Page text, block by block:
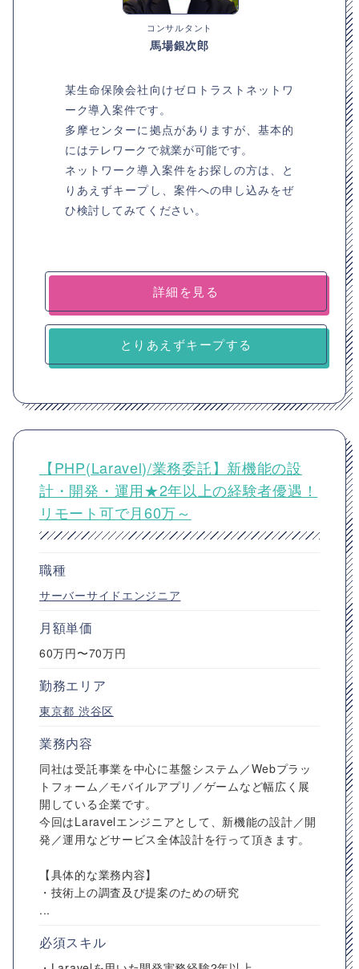
コンサルタント
馬場銀次郎
某生命保険会社向けゼロトラストネットワ
ーク導入案件です。
多摩センターに拠点がありますが、基本的
にはテレワークで就業が可能です。
ネットワーク導入案件をお探しの方は、と
りあえずキープし、案件への申し込みをぜ
ひ検討してみてください。
詳細を見る
とりあえずキープする
【PHP(Laravel)/業務委託】新機能の設
計・開発・運用★2年以上の経験者優遇！
リモート可で月60万～
職種
サーバーサイドエンジニア
月額単価
60万円〜70万円
勤務エリア
東京都 渋谷区
業務内容
同社は受託事業を中心に基盤システム／Webプラッ
トフォーム／モバイルアプリ／ゲームなど幅広く展
開している企業です。
今回はLaravelエンジニアとして、新機能の設計／開
発／運用などサービス全体設計を行って頂きます。
【具体的な業務内容】
・技術上の調査及び提案のための研究
...
必須スキル